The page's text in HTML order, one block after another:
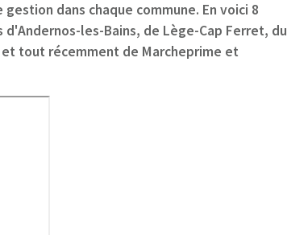
dans chaque commune. En voici 8
les-Bains, de Lège-Cap Ferret, du
tout récemment de Marcheprime et